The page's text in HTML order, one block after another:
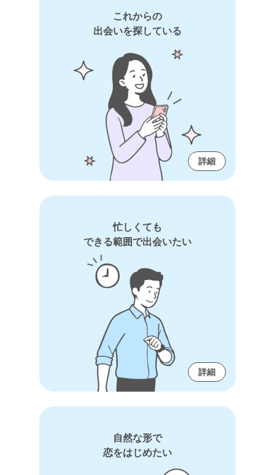
これからの
出会いを探している
詳細
忙しくても
できる範囲で出会いたい
詳細
自然な形で
恋をはじめたい